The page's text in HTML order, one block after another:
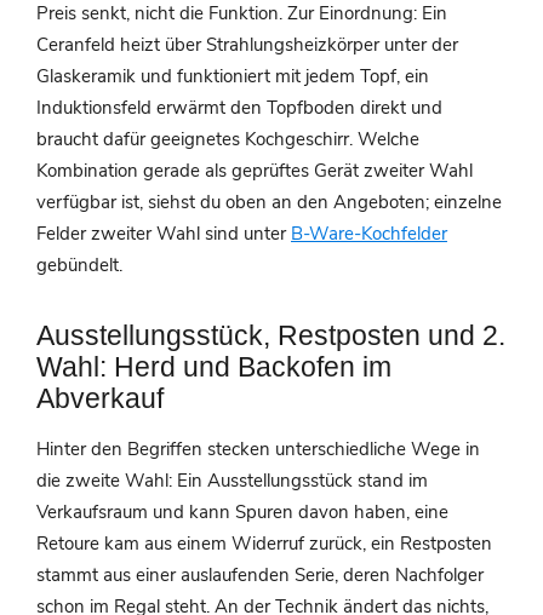
Preis senkt, nicht die Funktion. Zur Einordnung: Ein
Ceranfeld heizt über Strahlungsheizkörper unter der
Glaskeramik und funktioniert mit jedem Topf, ein
Induktionsfeld erwärmt den Topfboden direkt und
braucht dafür geeignetes Kochgeschirr. Welche
Kombination gerade als geprüftes Gerät zweiter Wahl
verfügbar ist, siehst du oben an den Angeboten; einzelne
Felder zweiter Wahl sind unter B-Ware-Kochfelder
gebündelt.
Ausstellungsstück, Restposten und 2.
Wahl: Herd und Backofen im
Abverkauf
Hinter den Begriffen stecken unterschiedliche Wege in
die zweite Wahl: Ein Ausstellungsstück stand im
Verkaufsraum und kann Spuren davon haben, eine
Retoure kam aus einem Widerruf zurück, ein Restposten
stammt aus einer auslaufenden Serie, deren Nachfolger
schon im Regal steht. An der Technik ändert das nichts,